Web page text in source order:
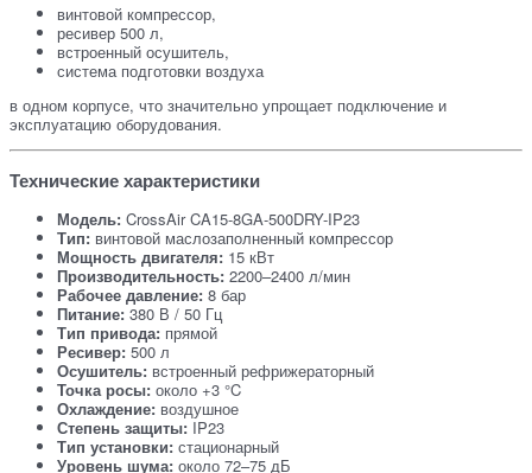
винтовой компрессор,
ресивер 500 л,
встроенный осушитель,
система подготовки воздуха
в одном корпусе, что значительно упрощает подключение и
эксплуатацию оборудования.
Технические характеристики
Модель: CrossAir CA15-8GA-500DRY-IP23
Тип: винтовой маслозаполненный компрессор
Мощность двигателя: 15 кВт
Производительность: 2200–2400 л/мин
Рабочее давление: 8 бар
Питание: 380 В / 50 Гц
Тип привода: прямой
Ресивер: 500 л
Осушитель: встроенный рефрижераторный
Точка росы: около +3 °C
Охлаждение: воздушное
Степень защиты: IP23
Тип установки: стационарный
Уровень шума: около 72–75 дБ